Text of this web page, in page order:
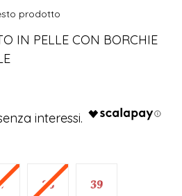
prodotto
IN PELLE CON BORCHIE